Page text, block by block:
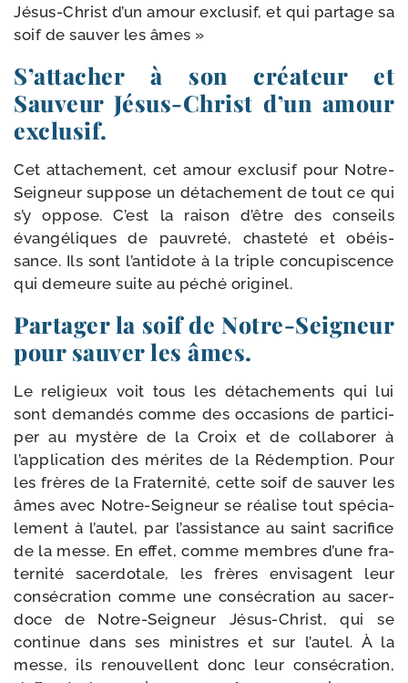
Jésus-​Christ d’un amour exclu­sif, et qui par­tage sa
soif de sau­ver les âmes »
S’attacher à son créateur et
Sauveur Jésus-​Christ d’un amour
exclusif.
Cet atta­che­ment, cet amour exclu­sif pour Notre-​
Seigneur sup­pose un déta­che­ment de tout ce qui
s’y oppose. C’est la rai­son d’être des conseils
évan­gé­liques de pau­vre­té, chas­te­té et obéis­
sance. Ils sont l’antidote à la triple concu­pis­cence
qui demeure suite au péché originel.
Partager la soif de Notre-​Seigneur
pour sauver les âmes.
Le reli­gieux voit tous les déta­che­ments qui lui
sont deman­dés comme des occa­sions de par­ti­ci­
per au mys­tère de la Croix et de col­la­bo­rer à
l’application des mérites de la Rédemption. Pour
les frères de la Fraternité, cette soif de sau­ver les
âmes avec Notre-​Seigneur se réa­lise tout spé­cia­
le­ment à l’autel, par l’assistance au saint sacri­fice
de la messe. En effet, comme membres d’une fra­
ter­ni­té sacer­do­tale, les frères envi­sagent leur
consé­cra­tion comme une consé­cra­tion au sacer­
doce de Notre-​Seigneur Jésus-​Christ, qui se
conti­nue dans ses ministres et sur l’autel. À la
messe, ils renou­vellent donc leur consé­cra­tion,